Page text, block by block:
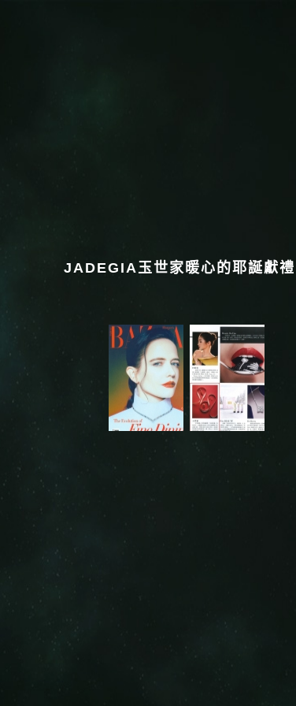
JADEGIA玉世家暖心的耶誕獻禮